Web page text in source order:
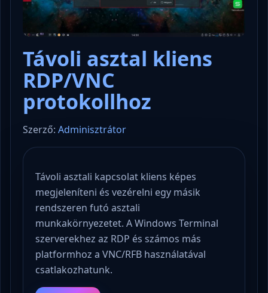
Távoli asztal kliens
RDP/VNC
protokollhoz
Szerző: Adminisztrátor
Távoli asztali kapcsolat kliens képes
megjeleníteni és vezérelni egy másik
rendszeren futó asztali
munkakörnyezetet. A Windows Terminal
szerverekhez az RDP és számos más
platformhoz a VNC/RFB használatával
csatlakozhatunk.